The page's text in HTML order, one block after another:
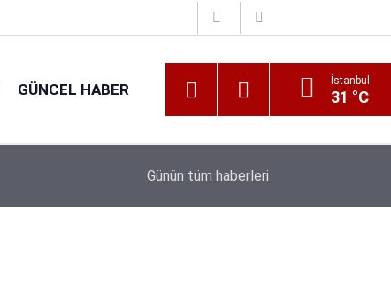
GÜNCEL HABER İstanbul
31 °C
Kıyı Emniyeti Genel Müdürlüğü 26 İşçi Alımı
Günün tüm haberleri